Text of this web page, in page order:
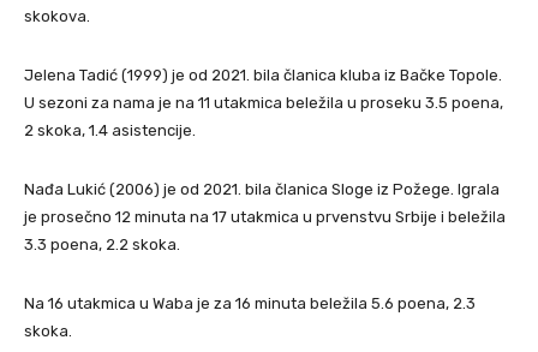
skokova.
Jelena Tadić (1999) je od 2021. bila članica kluba iz Bačke Topole.
U sezoni za nama je na 11 utakmica beležila u proseku 3.5 poena,
2 skoka, 1.4 asistencije.
Nađa Lukić (2006) je od 2021. bila članica Sloge iz Požege. Igrala
je prosečno 12 minuta na 17 utakmica u prvenstvu Srbije i beležila
3.3 poena, 2.2 skoka.
Na 16 utakmica u Waba je za 16 minuta beležila 5.6 poena, 2.3
skoka.